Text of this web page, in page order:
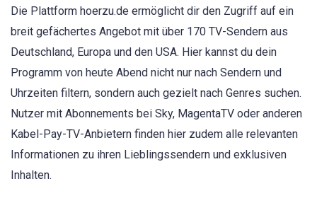
Die Plattform hoerzu.de ermöglicht dir den Zugriff auf ein
breit gefächertes Angebot mit über 170 TV-Sendern aus
Deutschland, Europa und den USA. Hier kannst du dein
Programm von heute Abend nicht nur nach Sendern und
Uhrzeiten filtern, sondern auch gezielt nach Genres suchen.
Nutzer mit Abonnements bei Sky, MagentaTV oder anderen
Kabel-Pay-TV-Anbietern finden hier zudem alle relevanten
Informationen zu ihren Lieblingssendern und exklusiven
Inhalten.